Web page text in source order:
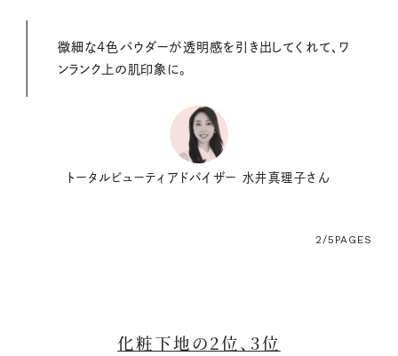
微細な4色パウダーが透明感を引き出してくれて、ワ
ンランク上の肌印象に。
トータルビューティアドバイザー 水井真理子さん
2/5 PAGES
化粧下地の2位、3位